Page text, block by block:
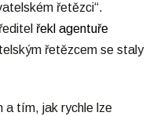
řetězci“.
řekl agentuře
řetězcem se staly
a tím, jak rychle lze